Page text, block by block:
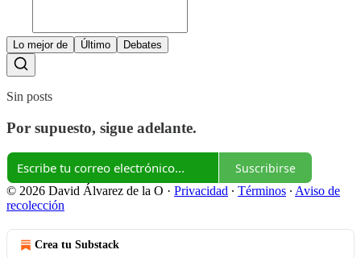
Lo mejor de Último Debates
Sin posts
Por supuesto, sigue adelante.
Suscribirse
© 2026 David Álvarez de la O · Privacidad ∙ Términos ∙ Aviso de
recolección
Crea tu Substack